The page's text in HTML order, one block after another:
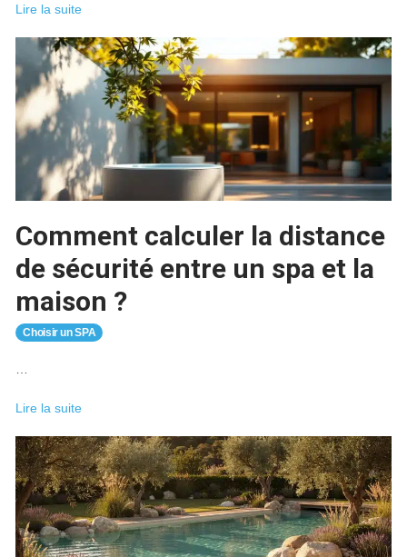
Spa
nage
:
bien
choisir,
installer
et
rentabiliser
bassin
Lire la suite
Comment calculer la distance
de sécurité entre un spa et la
maison ?
Choisir un SPA
Comment
la
distance
de
sécurité
entre
un
Lire la suite